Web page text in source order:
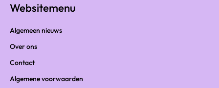
Websitemenu
Algemeen nieuws
Over ons
Contact
Algemene voorwaarden